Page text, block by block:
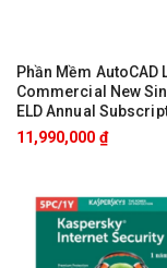
Phần Mềm AutoCAD
Commercial New
ELD Annual
057S1-WW6525-
Tháng
11,990,000 ₫